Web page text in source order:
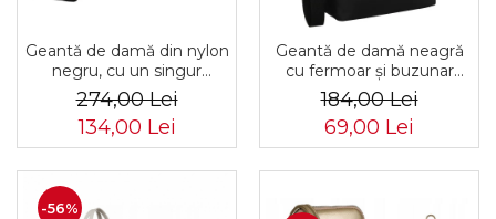
Geantă de damă din nylon
negru, cu un singur
compartiment, închidere
cu fermoar - Peterson
PTR-PTN JN-13-0252
BLACK
274,00 Lei
134,00 Lei
Geantă de damă neagră
cu fermoar și buzunar
exterior - Peterson PTR-
PTN TZ15605D-0917 BL
184,00 Lei
69,00 Lei
-56%